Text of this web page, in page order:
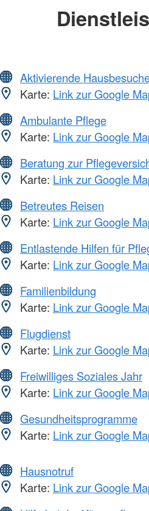
Aktivierende
Karte: Link zur Google
Ambulante Pflege
Karte: Link zur Google
Beratung zur
Karte: Link zur Google
Betreutes Reisen
Karte: Link zur Google
Entlastende Hilfen für
Karte: Link zur Google
Familienbildung
Karte: Link zur Google
Flugdienst
Karte: Link zur Google
Freiwilliges Soziales Jahr
Karte: Link zur Google
Gesundheitsprogramme
Karte: Link zur Google
Hausnotruf
Karte: Link zur Google